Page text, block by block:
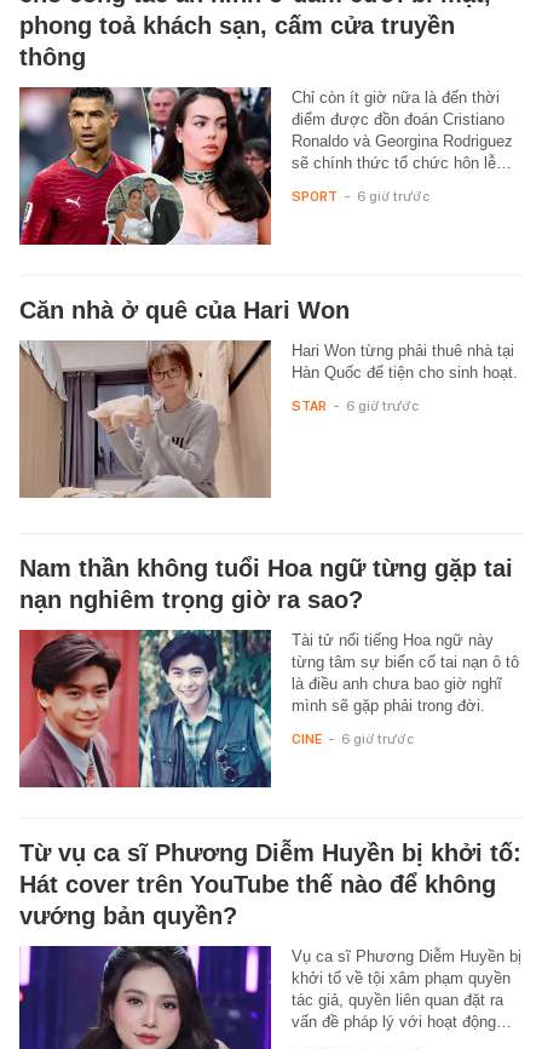
phong toả khách sạn, cấm cửa truyền
thông
Chỉ còn ít giờ nữa là đến thời
điểm được đồn đoán Cristiano
Ronaldo và Georgina Rodriguez
sẽ chính thức tổ chức hôn lễ…
SPORT - 6 giờ trước
Căn nhà ở quê của Hari Won
Hari Won từng phải thuê nhà tại
Hàn Quốc để tiện cho sinh hoạt.
STAR - 6 giờ trước
Nam thần không tuổi Hoa ngữ từng gặp tai
nạn nghiêm trọng giờ ra sao?
Tài tử nổi tiếng Hoa ngữ này
từng tâm sự biến cố tai nạn ô tô
là điều anh chưa bao giờ nghĩ
mình sẽ gặp phải trong đời.
CINE - 6 giờ trước
Từ vụ ca sĩ Phương Diễm Huyền bị khởi tố:
Hát cover trên YouTube thế nào để không
vướng bản quyền?
Vụ ca sĩ Phương Diễm Huyền bị
khởi tố về tội xâm phạm quyền
tác giả, quyền liên quan đặt ra
vấn đề pháp lý với hoạt động…